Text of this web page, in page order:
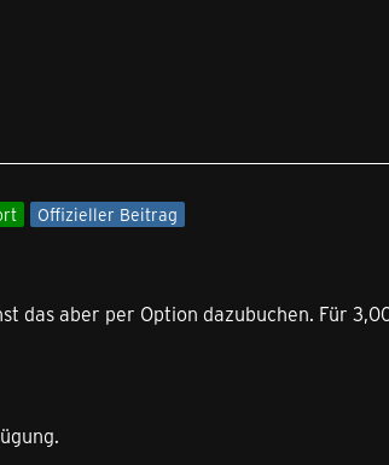
Offizieller Beitrag
das aber per Option dazubuchen. Für